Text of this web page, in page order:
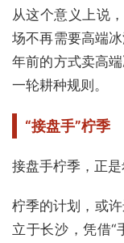
从这个意义上说
场不再需要高端
年前的方式卖高
一轮耕种规则。
“接盘手”柠季
接盘手柠季，正是
柠季的计划，或
立于长沙，凭借“